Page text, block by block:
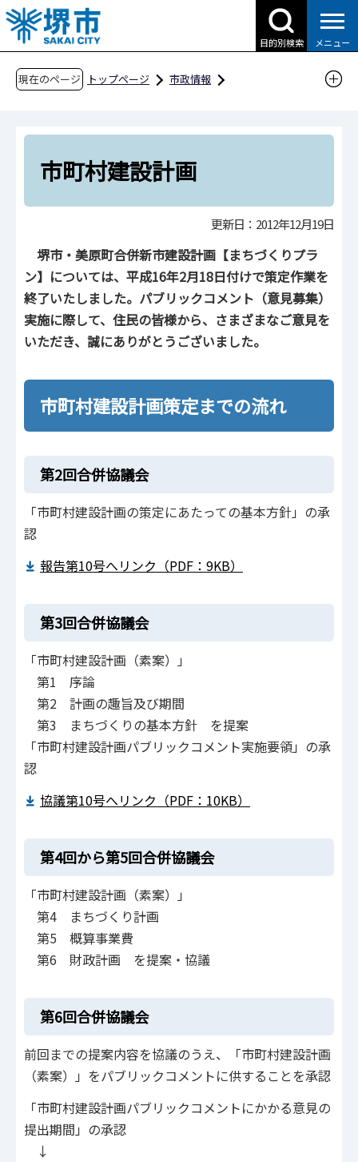
こ
の
ペ
目的別検索 メニュー
現在のページ トップページ
市政情報
政令指定都市・堺
堺市・美原町合併協議会
市町村建設計画
市町村建設計画
更新日：2012年12月19日
堺市・美原町合併新市建設計画【まちづくりプラ
ン】については、平成16年2月18日付けで策定作業を
終了いたしました。パブリックコメント（意見募集）
実施に際して、住民の皆様から、さまざまなご意見を
いただき、誠にありがとうございました。
市町村建設計画策定までの流れ
第2回合併協議会
「市町村建設計画の策定にあたっての基本方針」の承
認
報告第10号へリンク（PDF：9KB）
第3回合併協議会
「市町村建設計画（素案）」
第1 序論
第2 計画の趣旨及び期間
第3 まちづくりの基本方針 を提案
「市町村建設計画パブリックコメント実施要領」の承
認
協議第10号へリンク（PDF：10KB）
第4回から第5回合併協議会
「市町村建設計画（素案）」
第4 まちづくり計画
第5 概算事業費
第6 財政計画 を提案・協議
第6回合併協議会
前回までの提案内容を協議のうえ、「市町村建設計画
（素案）」をパブリックコメントに供することを承認
「市町村建設計画パブリックコメントにかかる意見の
提出期間」の承認
↓